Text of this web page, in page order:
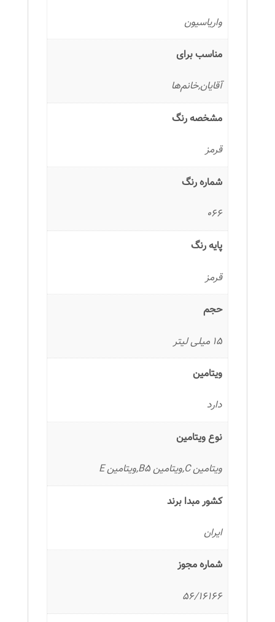
واریاسیون
مناسب برای
آقایان,خانم‌ها
مشخصه رنگ
قرمز
شماره رنگ
066
پایه رنگ
قرمز
حجم
15 میلی لیتر
ویتامین
دارد
نوع ویتامین
ویتامین C,ویتامین B5,ویتامین E
کشور مبدا برند
ایران
شماره مجوز
56/16166